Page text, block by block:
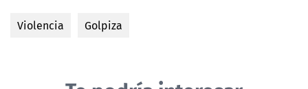
Violencia Golpiza